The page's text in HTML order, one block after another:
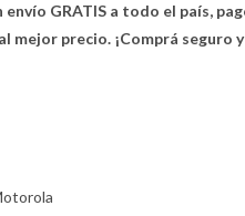
GRATIS a todo el país,
precio. ¡Comprá seguro